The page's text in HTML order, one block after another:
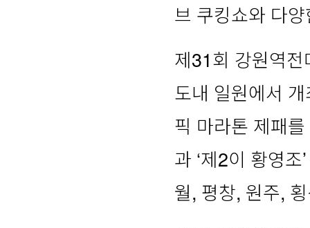
브 쿠킹쇼와 다
제31회 강원역
도내 일원에서
픽 마라톤 제패
과 ‘제2이 황영
월, 평창, 원주,